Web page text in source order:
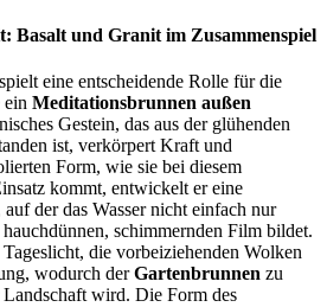
Basalt und Granit im Zusammenspiel
eine entscheidende Rolle für die
ein Meditationsbrunnen außen
Gestein, das aus der glühenden
ist, verkörpert Kraft und
Form, wie sie bei diesem
kommt, entwickelt er eine
auf der das Wasser nicht einfach nur
schimmernden Film bildet.
die vorbeiziehenden Wolken
wodurch derGartenbrunnen zu
wird. Die Form des